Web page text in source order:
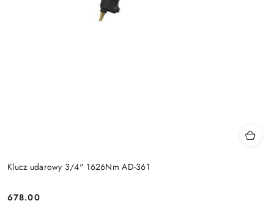
Klucz udarowy 3/4" 1626Nm AD-361
678.00